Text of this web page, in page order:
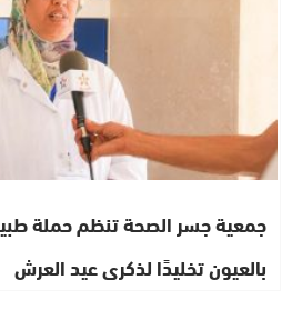
جمعية جسر الصحة تنظم حملة
بالعيون تخليدًا لذكرى عيد العرش